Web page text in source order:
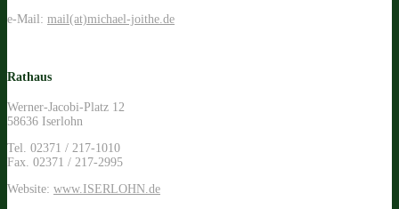
e-Mail: mail(at)michael-joithe.de
Rathaus
Werner-Jacobi-Platz 12
58636 Iserlohn
Tel. 02371 / 217-1010
Fax. 02371 / 217-2995
Website: www.ISERLOHN.de